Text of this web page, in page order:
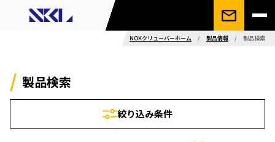
NOKクリューバーホーム / 製品情報 / 製品検索
製品検索
絞り込み条件